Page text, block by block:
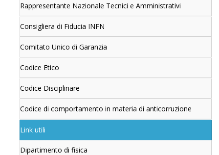
Rappresentante Nazionale Tecnici e Amministrativi
Consigliera di Fiducia INFN
Comitato Unico di Garanzia
Codice Etico
Codice Disciplinare
Codice di comportamento in materia di anticorruzione
Link utili
Dipartimento di fisica